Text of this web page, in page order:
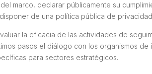
marco, declarar públicamente su
de una política pública de
la eficacia de las actividades de
pasos el diálogo con los organismos de
para sectores estratégicos.